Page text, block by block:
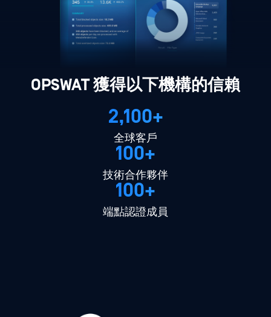
OPSWAT 獲得以下機構的信賴
2,100+
全球客戶
100+
技術合作夥伴
100+
端點認證成員